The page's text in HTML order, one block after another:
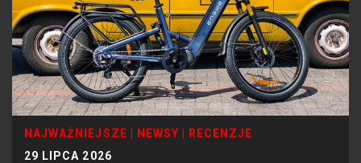
NAJWAŻNIEJSZE NEWSY
RECENZJE
29 LIPCA 2026